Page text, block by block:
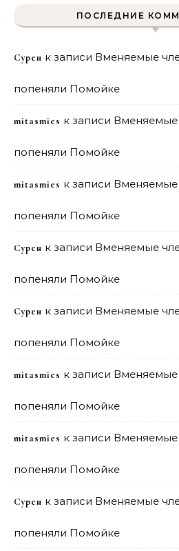
ПОСЛЕДНИЕ
Сурен к записи Вменяемые
попеняли Помойке
mitasmies к записи Вменяемые
попеняли Помойке
mitasmies к записи Вменяемые
попеняли Помойке
Сурен к записи Вменяемые
попеняли Помойке
Сурен к записи Вменяемые
попеняли Помойке
mitasmies к записи Вменяемые
попеняли Помойке
mitasmies к записи Вменяемые
попеняли Помойке
Сурен к записи Вменяемые
попеняли Помойке